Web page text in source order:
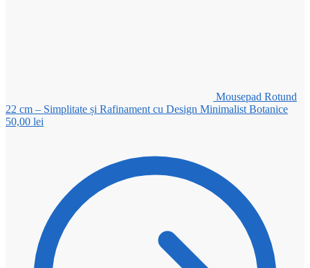
Mousepad Rotund
22 cm – Simplitate și Rafinament cu Design Minimalist Botanice
50,00 lei